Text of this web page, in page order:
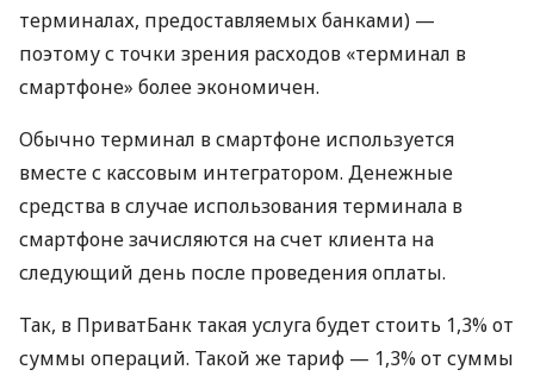
терминалах, предоставляемых банками) —
поэтому с точки зрения расходов «терминал в
смартфоне» более экономичен.
Обычно терминал в смартфоне используется
вместе с кассовым интегратором. Денежные
средства в случае использования терминала в
смартфоне зачисляются на счет клиента на
следующий день после проведения оплаты.
Так, в ПриватБанк такая услуга будет стоить 1,3% от
суммы операций. Такой же тариф — 1,3% от суммы